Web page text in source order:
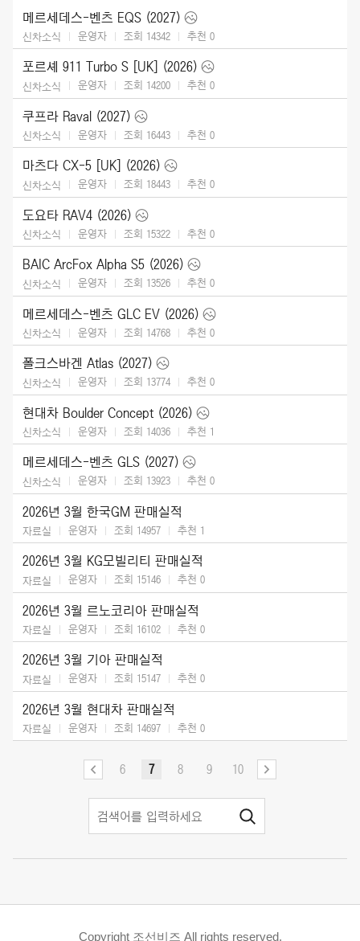
메르세데스-벤츠 EQS (2027)
신차소식 운영자 조회 14342 추천 0
포르셰 911 Turbo S [UK] (2026)
신차소식 운영자 조회 14200 추천 0
쿠프라 Raval (2027)
신차소식 운영자 조회 16443 추천 0
마츠다 CX-5 [UK] (2026)
신차소식 운영자 조회 18443 추천 0
도요타 RAV4 (2026)
신차소식 운영자 조회 15322 추천 0
BAIC ArcFox Alpha S5 (2026)
신차소식 운영자 조회 13526 추천 0
메르세데스-벤츠 GLC EV (2026)
신차소식 운영자 조회 14768 추천 0
폴크스바겐 Atlas (2027)
신차소식 운영자 조회 13774 추천 0
현대차 Boulder Concept (2026)
신차소식 운영자 조회 14036 추천 1
메르세데스-벤츠 GLS (2027)
신차소식 운영자 조회 13923 추천 0
2026년 3월 한국GM 판매실적
자료실 운영자 조회 14957 추천 1
2026년 3월 KG모빌리티 판매실적
자료실 운영자 조회 15146 추천 0
2026년 3월 르노코리아 판매실적
자료실 운영자 조회 16102 추천 0
2026년 3월 기아 판매실적
자료실 운영자 조회 15147 추천 0
2026년 3월 현대차 판매실적
자료실 운영자 조회 14697 추천 0
6 7 8 9 10
Copyright 조선비즈 All rights reserved.